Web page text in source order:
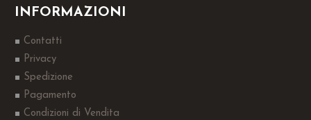
INFORMAZIONI
Contatti
Privacy
Spedizione
Pagamento
Condizioni di Vendita